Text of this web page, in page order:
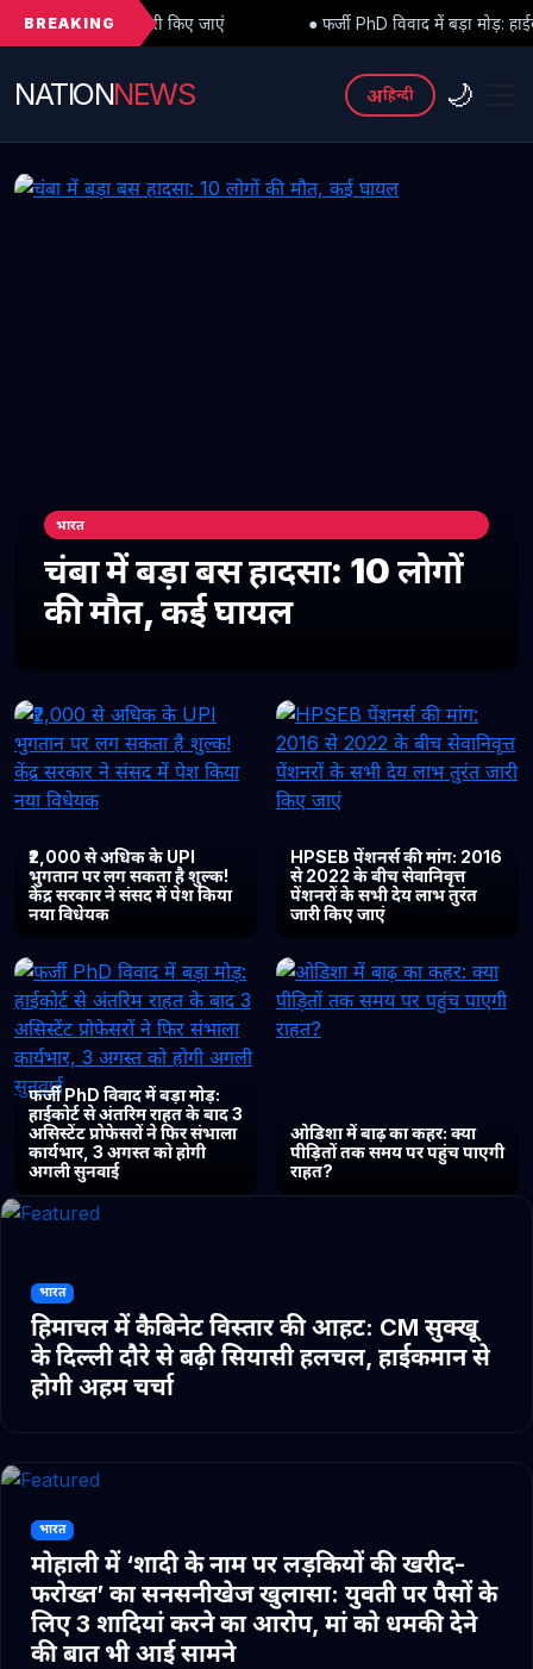
BREAKING
किए जाएं ● फर्जी PhD विवाद में बड़ा मोड़: हाईकोर्ट से अंतरिम राहत के
NATIONNEWS अहिन्दी 🌙
भारत
चंबा में बड़ा बस हादसा: 10 लोगों
की मौत, कई घायल
₹2,000 से अधिक के UPI
भुगतान पर लग सकता है शुल्क!
केंद्र सरकार ने संसद में पेश किया
नया विधेयक
HPSEB पेंशनर्स की मांग: 2016
से 2022 के बीच सेवानिवृत्त
पेंशनरों के सभी देय लाभ तुरंत
जारी किए जाएं
फर्जी PhD विवाद में बड़ा मोड़:
हाईकोर्ट से अंतरिम राहत के बाद 3
असिस्टेंट प्रोफेसरों ने फिर संभाला
कार्यभार, 3 अगस्त को होगी
अगली सुनवाई
ओडिशा में बाढ़ का कहर: क्या
पीड़ितों तक समय पर पहुंच पाएगी
राहत?
भारत
हिमाचल में कैबिनेट विस्तार की आहट: CM सुक्खू
के दिल्ली दौरे से बढ़ी सियासी हलचल, हाईकमान से
होगी अहम चर्चा
भारत
मोहाली में ‘शादी के नाम पर लड़कियों की खरीद-
फरोख्त’ का सनसनीखेज खुलासा: युवती पर पैसों के
लिए 3 शादियां करने का आरोप, मां को धमकी देने
की बात भी आई सामने